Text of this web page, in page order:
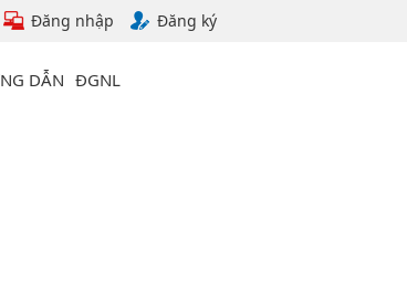
Đăng nhập Đăng ký
DẪN ĐGNL